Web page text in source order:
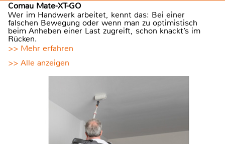
Comau Mate-XT-GO
Wer im Handwerk arbeitet, kennt das: Bei einer
falschen Bewegung oder wenn man zu optimistisch
beim Anheben einer Last zugreift, schon knackt’s im
Rücken.
>> Mehr erfahren
>> Alle anzeigen